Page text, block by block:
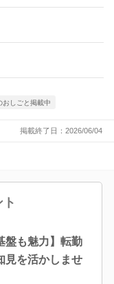
おしごと掲載中
掲載終了日：2026/06/04
盤も魅力】転勤
見を活かしませ